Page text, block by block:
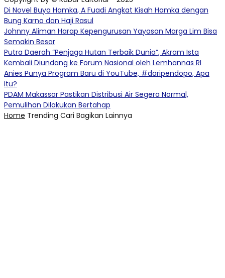
Di Novel Buya Hamka, A Fuadi Angkat Kisah Hamka dengan
Bung Karno dan Haji Rasul
Johnny Aliman Harap Kepengurusan Yayasan Marga Lim Bisa
Semakin Besar
Putra Daerah “Penjaga Hutan Terbaik Dunia”, Akram Ista
Kembali Diundang ke Forum Nasional oleh Lemhannas RI
Anies Punya Program Baru di YouTube, #daripendopo, Apa
Itu?
PDAM Makassar Pastikan Distribusi Air Segera Normal,
Pemulihan Dilakukan Bertahap
Home Trending Cari Bagikan Lainnya